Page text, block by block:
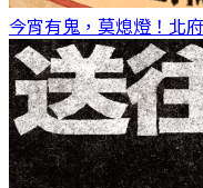
今宵有鬼，莫熄燈！ 北